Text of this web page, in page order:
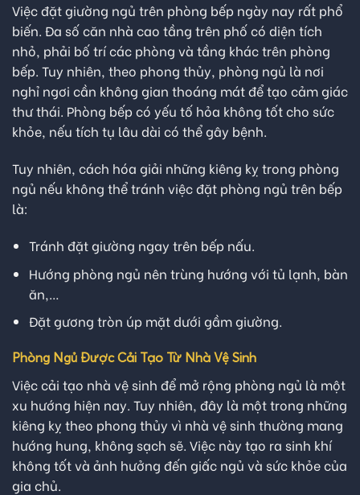
Việc đặt giường ngủ trên phòng bếp ngày nay rất phổ
biến. Đa số căn nhà cao tầng trên phố có diện tích
nhỏ, phải bố trí các phòng và tầng khác trên phòng
bếp. Tuy nhiên, theo phong thủy, phòng ngủ là nơi
nghỉ ngơi cần không gian thoáng mát để tạo cảm giác
thư thái. Phòng bếp có yếu tố hỏa không tốt cho sức
khỏe, nếu tích tụ lâu dài có thể gây bệnh.
Tuy nhiên, cách hóa giải những kiêng kỵ trong phòng
ngủ nếu không thể tránh việc đặt phòng ngủ trên bếp
là:
Tránh đặt giường ngay trên bếp nấu.
Hướng phòng ngủ nên trùng hướng với tủ lạnh, bàn
ăn,…
Đặt gương tròn úp mặt dưới gầm giường.
Phòng Ngủ Được Cải Tạo Từ Nhà Vệ Sinh
Việc cải tạo nhà vệ sinh để mở rộng phòng ngủ là một
xu hướng hiện nay. Tuy nhiên, đây là một trong những
kiêng kỵ theo phong thủy vì nhà vệ sinh thường mang
hướng hung, không sạch sẽ. Việc này tạo ra sinh khí
không tốt và ảnh hưởng đến giấc ngủ và sức khỏe của
gia chủ.